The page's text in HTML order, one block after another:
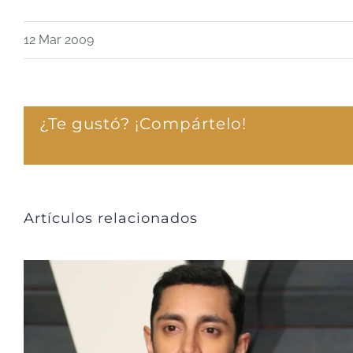
12 Mar 2009
¿Te gustó? ¡Compártelo!
Artículos relacionados